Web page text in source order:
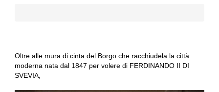
Oltre alle mura di cinta del Borgo che racchiudela la città
moderna nata dal 1847 per volere di FERDINANDO II DI
SVEVIA,